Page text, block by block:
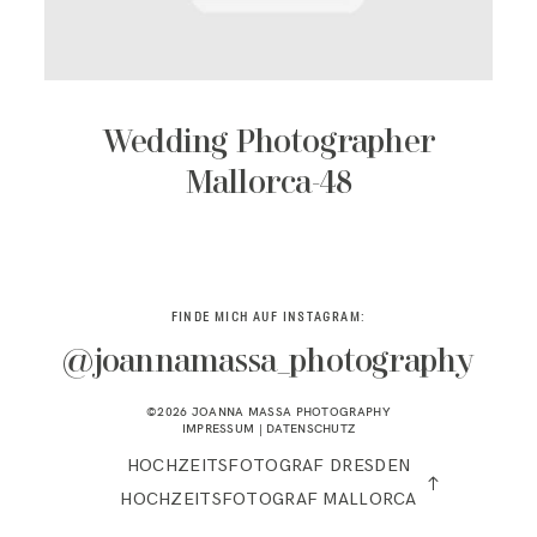
Wedding Photographer
Mallorca-48
FINDE MICH AUF INSTAGRAM:
@joannamassa_photography
©2026 JOANNA MASSA PHOTOGRAPHY
IMPRESSUM | DATENSCHUTZ
HOCHZEITSFOTOGRAF DRESDEN
HOCHZEITSFOTOGRAF MALLORCA